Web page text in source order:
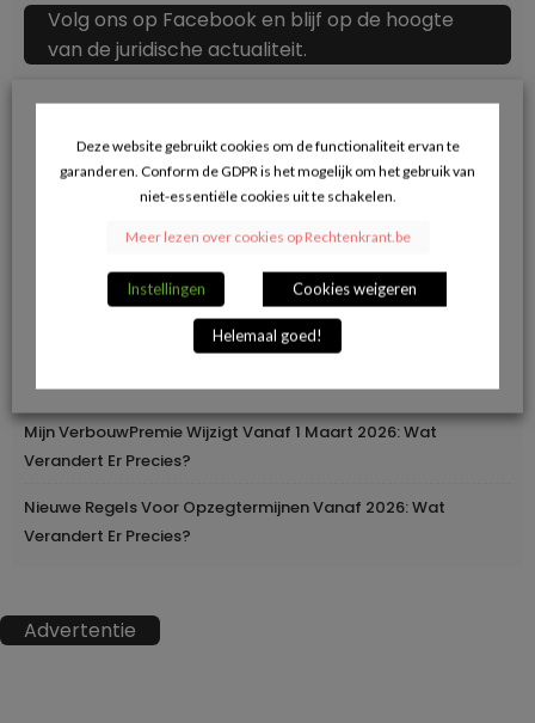
Volg ons op Facebook en blijf op de hoogte
van de juridische actualiteit.
Recente berichten
Herroepingsrecht Bij Online Aankopen: Wanneer Mag Je Iets
Geleidelijke Verhoging Van Loopbaanvoorwaarden
Europa Moderniseert Het Rijbewijs: Digitaal En
Grensoverschrijdend
Mijn VerbouwPremie Wijzigt Vanaf 1 Maart 2026: Wat
Verandert Er Precies?
Nieuwe Regels Voor Opzegtermijnen Vanaf 2026: Wat
Verandert Er Precies?
Advertentie
Deze website gebruikt cookies om de functionaliteit ervan te
garanderen. Conform de GDPR is het mogelijk om het gebruik van
niet-essentiële cookies uit te schakelen.
Meer lezen over cookies op Rechtenkrant.be
Instellingen Cookies weigeren
Helemaal goed!